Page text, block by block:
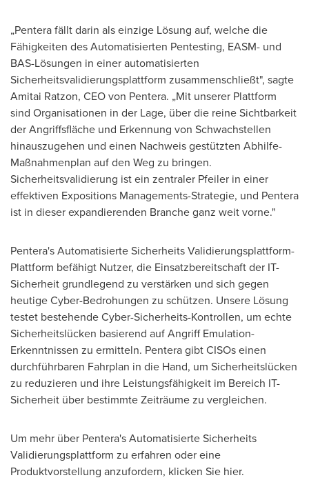
„Pentera fällt darin als einzige Lösung auf, welche die
Fähigkeiten des Automatisierten Pentesting, EASM- und
BAS-Lösungen in einer automatisierten
Sicherheitsvalidierungsplattform zusammenschließt", sagte
Amitai Ratzon, CEOvon Pentera. „Mit unserer Plattform
sind Organisationen in der Lage, über die reine Sichtbarkeit
der Angriffsfläche und Erkennung von Schwachstellen
hinauszugehen und einen Nachweis gestützten Abhilfe-
Maßnahmenplan auf den Weg zu bringen.
Sicherheitsvalidierung ist ein zentraler Pfeiler in einer
effektiven Expositions Managements-Strategie, und Pentera
ist in dieser expandierenden Branche ganz weit vorne."
Pentera's Automatisierte Sicherheits Validierungsplattform-
Plattform befähigt Nutzer, die Einsatzbereitschaft der IT-
Sicherheit grundlegend zu verstärken und sich gegen
heutige Cyber-Bedrohungen zu schützen. Unsere Lösung
testet bestehende Cyber-Sicherheits-Kontrollen, um echte
Sicherheitslücken basierend auf Angriff Emulation-
Erkenntnissen zu ermitteln. Pentera gibt CISOs einen
durchführbaren Fahrplan in die Hand, um Sicherheitslücken
zu reduzieren und ihre Leistungsfähigkeit im Bereich IT-
Sicherheit über bestimmte Zeiträume zu vergleichen.
Um mehr über Pentera's Automatisierte Sicherheits
Validierungsplattform zu erfahren oder eine
Produktvorstellung anzufordern, klicken Sie hier.